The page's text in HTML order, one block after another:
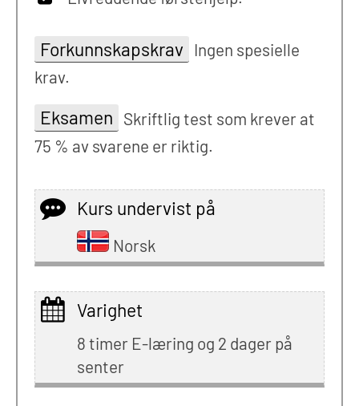
Forkunnskapskrav
Ingen spesielle
krav.
Eksamen Skriftlig test som krever at
75 % av svarene er riktig.
Kurs undervist på
Norsk
Varighet
8 timer E-læring og 2 dager på
senter